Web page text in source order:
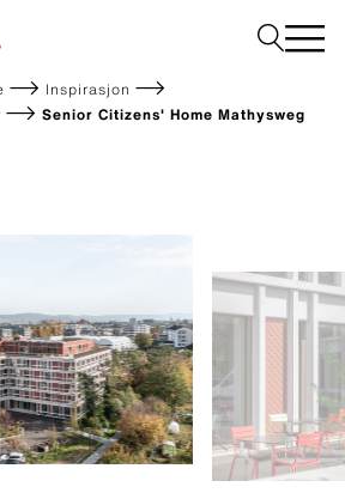
dokumentasjon
Inspirasjon
Senior Citizens' Home Mathysweg